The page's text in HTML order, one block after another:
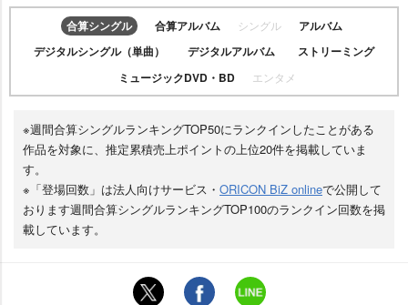
合算シングル 合算アルバム シングル
アルバム
デジタルシングル（単曲）
デジタルアルバム
ストリーミング
ミュージックDVD・BD
エンタメ
※週間合算シングルランキングTOP50にランクインしたことがある
作品を対象に、推定累積売上ポイントの上位20件を掲載していま
す。
※「登場回数」は法人向けサービス・ ORICON BiZ onlineで公開して
おります週間合算シングルランキングTOP100のランクイン回数を掲
載しています。